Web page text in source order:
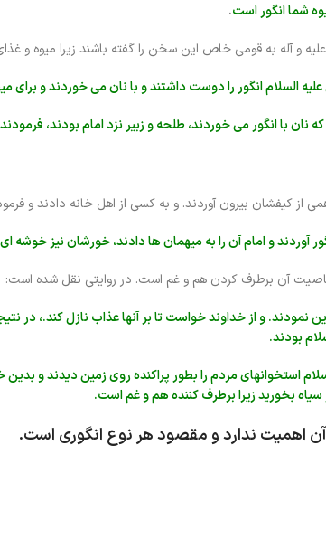
شما انگور است.
علیه و آله به قومی خاص این سخن را گفته باشند زیرا میوه و
السلام انگور را دوست داشتند و با نان می خوردند و برای
با انگور می خوردند، طلحه و زبیر نزد امام بودند،
از کیفشان بیرون آوردند. و به کسی از اهل خانه دادند و
آوردند و امام آن را به میهمان ها دادند، خورشان نیز خوشه
آن برطرف کردن هم و غم است. در روایتی نقل شده است:
نمودند. و از خداوند خواست تا بر آنها عذاب نازل کند.، در
بودند.
استخوانهای مردم را بطور پراکنده روی زمین دیدند و
بخورید زیرا برطرف کننده هم و غم است.
آن اهمیت ندارد و مقصود هر نوع انگوری است.